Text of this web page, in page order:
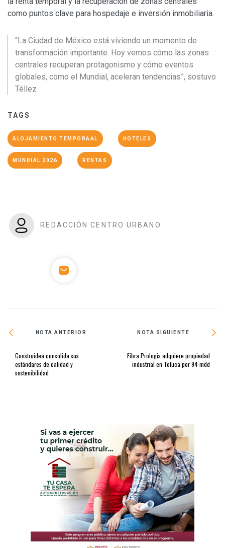
como puntos clave para hospedaje e inversión inmobiliaria.
“La Ciudad de México está viviendo un momento de
transformación importante. Hoy vemos cómo las zonas
centrales recuperan protagonismo y cómo eventos
globales, como el Mundial, aceleran tendencias”, sostuvo
Téllez
TAGS
ALOJAMIENTO TEMPORAAL HOTELES
MUNDIAL 2026 RENTAS
REDACCIÓN CENTRO URBANO
NOTA ANTERIOR
Construidea consolida sus
estándares de calidad y
sostenibilidad
NOTA SIGUIENTE
Fibra Prologis adquiere propiedad
industrial en Toluca por 94 mdd